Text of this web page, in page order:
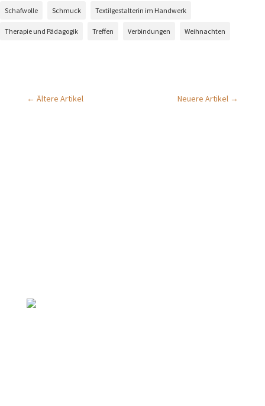
Schafwolle Schmuck Textilgestalterin im Handwerk
Therapie und Pädagogik Treffen Verbindungen Weihnachten
← Ältere Artikel Neuere Artikel →